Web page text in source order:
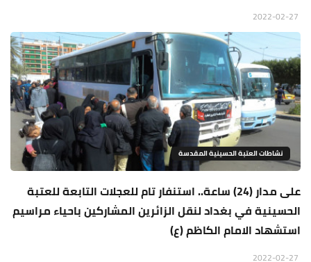
نشاطات العتبة الحسينية المقدسة
على مدار (24) ساعة.. استنفار تام للعجلات التابعة للعتبة
الحسينية في بغداد لنقل الزائرين المشاركين باحياء مراسيم
استشهاد الامام الكاظم (ع)